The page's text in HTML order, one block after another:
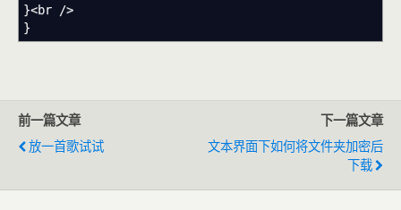
}<br
/>
}
前一篇文章
放一首歌试试
下一篇文章
文本界面下如何将文件夹加密后
下载